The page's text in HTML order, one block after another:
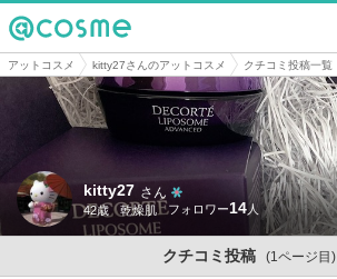
@cosme
アットコスメ kitty27さんのアットコスメ クチコミ投稿一覧
kitty27 さん
42歳 乾燥肌 14
クチコミ投稿 (1ページ目)